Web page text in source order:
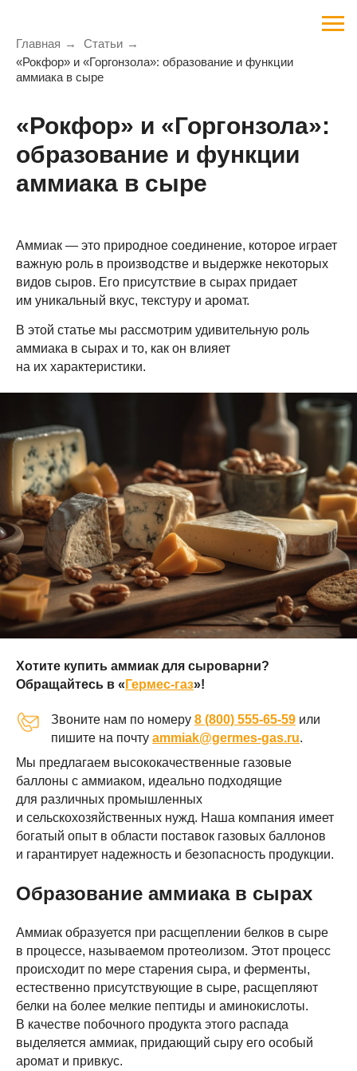
Главная → Статьи →
«Рокфор» и «Горгонзола»: образование и функции
аммиака в сыре
«Рокфор» и «Горгонзола»:
образование и функции
аммиака в сыре
Аммиак — это природное соединение, которое играет
важную роль в производстве и выдержке некоторых
видов сыров. Его присутствие в сырах придает
им уникальный вкус, текстуру и аромат.
В этой статье мы рассмотрим удивительную роль
аммиака в сырах и то, как он влияет
на их характеристики.
Хотите купить аммиак для сыроварни?
Обращайтесь в « Гермес-газ»!
Звоните нам по номеру 8 (800) 555-65-59 или
пишите на почту ammiak@germes-gas.ru.
Мы предлагаем высококачественные газовые
баллоны с аммиаком, идеально подходящие
для различных промышленных
и сельскохозяйственных нужд. Наша компания имеет
богатый опыт в области поставок газовых баллонов
и гарантирует надежность и безопасность продукции.
Образование аммиака в сырах
Аммиак образуется при расщеплении белков в сыре
в процессе, называемом протеолизом. Этот процесс
происходит по мере старения сыра, и ферменты,
естественно присутствующие в сыре, расщепляют
белки на более мелкие пептиды и аминокислоты.
В качестве побочного продукта этого распада
выделяется аммиак, придающий сыру его особый
аромат и привкус.